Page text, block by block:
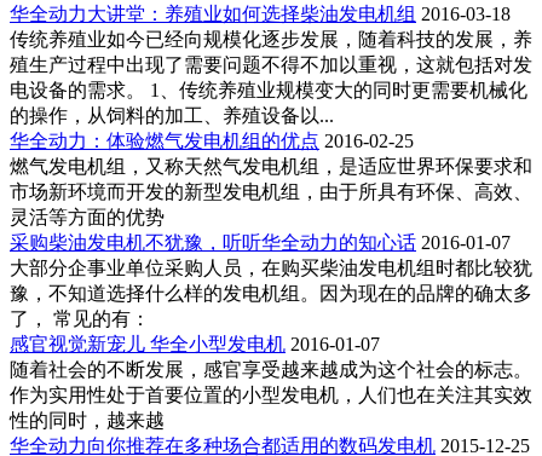
华全动力大讲堂：养殖业如何选择柴油发电机组 2016-03-18
传统养殖业如今已经向规模化逐步发展，随着科技的发展，养
殖生产过程中出现了需要问题不得不加以重视，这就包括对发
电设备的需求。 1、传统养殖业规模变大的同时更需要机械化
的操作，从饲料的加工、养殖设备以...
华全动力：体验燃气发电机组的优点 2016-02-25
燃气发电机组，又称天然气发电机组，是适应世界环保要求和
市场新环境而开发的新型发电机组，由于所具有环保、高效、
灵活等方面的优势
采购柴油发电机不犹豫，听听华全动力的知心话 2016-01-07
大部分企事业单位采购人员，在购买柴油发电机组时都比较犹
豫，不知道选择什么样的发电机组。因为现在的品牌的确太多
了， 常见的有：
感官视觉新宠儿 华全小型发电机 2016-01-07
随着社会的不断发展，感官享受越来越成为这个社会的标志。
作为实用性处于首要位置的小型发电机，人们也在关注其实效
性的同时，越来越
华全动力向你推荐在多种场合都适用的数码发电机 2015-12-25